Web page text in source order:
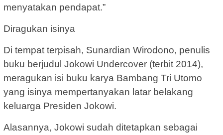
menyatakan pendapat.”
Diragukan isinya
Di tempat terpisah, Sunardian Wirodono, penulis
buku berjudul Jokowi Undercover (terbit 2014),
meragukan isi buku karya Bambang Tri Utomo
yang isinya mempertanyakan latar belakang
keluarga Presiden Jokowi.
Alasannya, Jokowi sudah ditetapkan sebagai